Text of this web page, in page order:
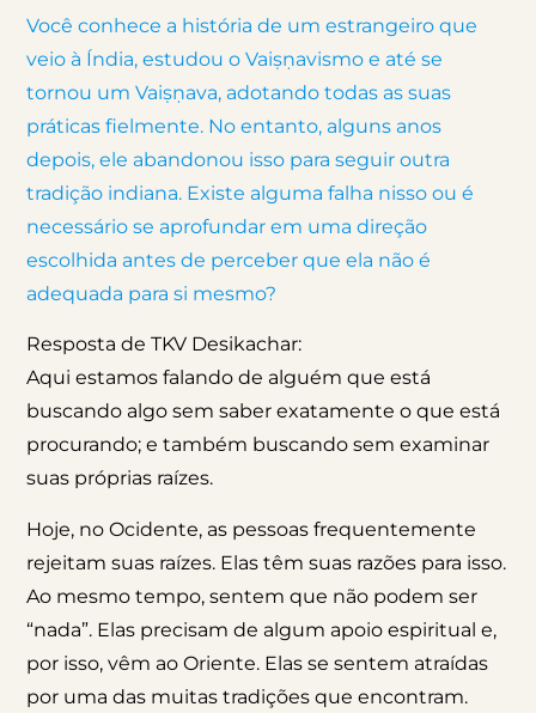
Você conhece a história de um estrangeiro que
veio à Índia, estudou o Vaiṣṇavismo e até se
tornou um Vaiṣṇava, adotando todas as suas
práticas fielmente. No entanto, alguns anos
depois, ele abandonou isso para seguir outra
tradição indiana. Existe alguma falha nisso ou é
necessário se aprofundar em uma direção
escolhida antes de perceber que ela não é
adequada para si mesmo?
Resposta de TKV Desikachar:
Aqui estamos falando de alguém que está
buscando algo sem saber exatamente o que está
procurando; e também buscando sem examinar
suas próprias raízes.
Hoje, no Ocidente, as pessoas frequentemente
rejeitam suas raízes. Elas têm suas razões para isso.
Ao mesmo tempo, sentem que não podem ser
“nada”. Elas precisam de algum apoio espiritual e,
por isso, vêm ao Oriente. Elas se sentem atraídas
por uma das muitas tradições que encontram.